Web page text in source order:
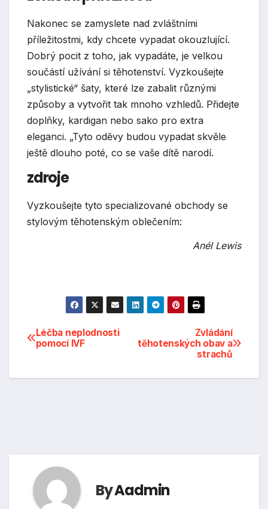
Nakonec se zamyslete nad zvláštními
příležitostmi, kdy chcete vypadat okouzlující.
Dobrý pocit z toho, jak vypadáte, je velkou
součástí užívání si těhotenství. Vyzkoušejte
„stylistické“ šaty, které lze zabalit různými
způsoby a vytvořit tak mnoho vzhledů. Přidejte
doplňky, kardigan nebo sako pro extra
eleganci. „Tyto oděvy budou vypadat skvěle
ještě dlouho poté, co se vaše dítě narodí.
zdroje
Vyzkoušejte tyto specializované obchody se
stylovým těhotenským oblečením:
Anél Lewis
Navigace
Zvládání
těhotenských obav a
strachů
Léčba neplodnosti
pomocí IVF
ByAadmin